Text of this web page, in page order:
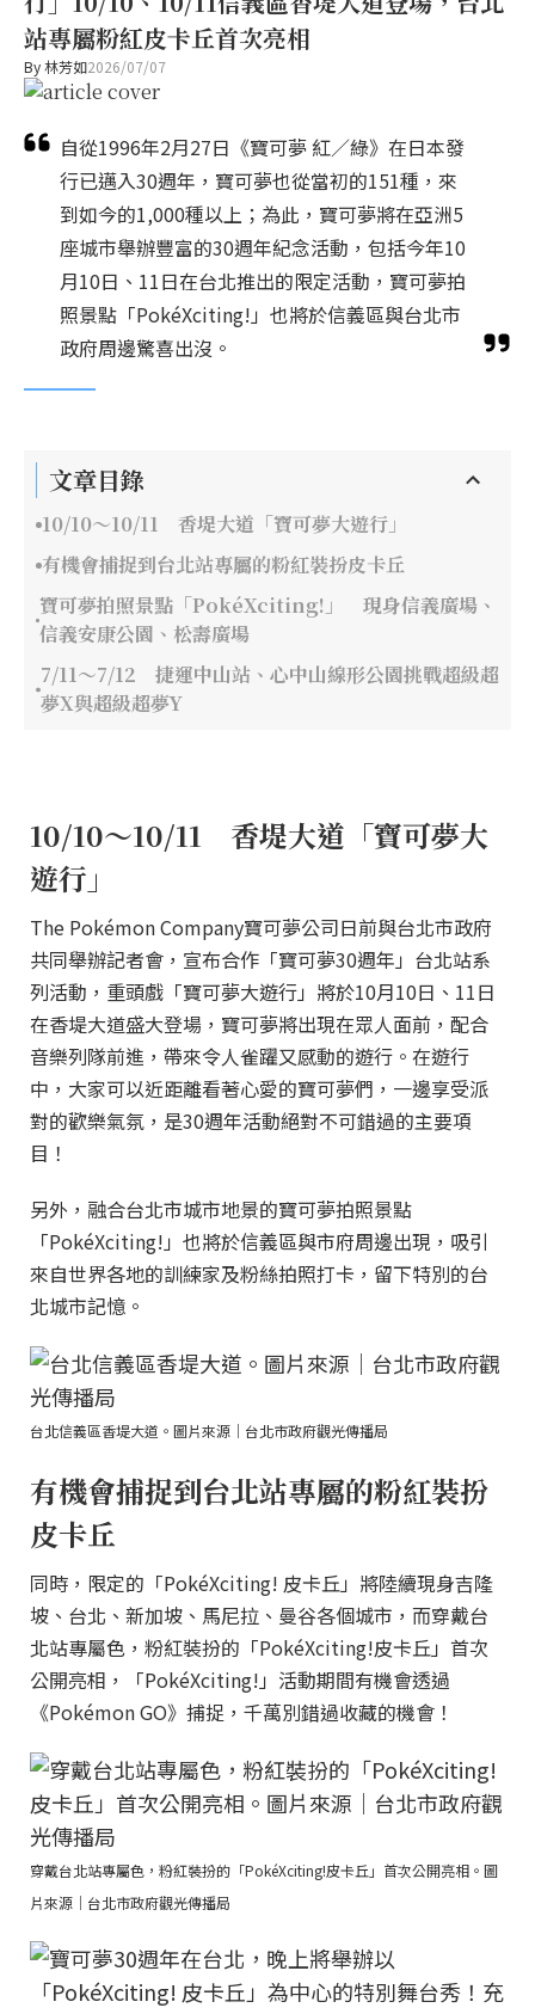
站專屬粉紅皮卡丘首次亮相
By林芳如2026/07/07
自從1996年2月27日《寶可夢 紅／綠》在日本發
行已邁入30週年，寶可夢也從當初的151種，來
到如今的1,000種以上；為此，寶可夢將在亞洲5
座城市舉辦豐富的30週年紀念活動，包括今年10
月10日、11日在台北推出的限定活動，寶可夢拍
照景點「PokéXciting!」也將於信義區與台北市
政府周邊驚喜出沒。
文章目錄
10/10～10/11 香堤大道「寶可夢大遊行」
有機會捕捉到台北站專屬的粉紅裝扮皮卡丘
寶可夢拍照景點「PokéXciting!」 現身信義廣場、
信義安康公園、松壽廣場
7/11～7/12 捷運中山站、心中山線形公園挑戰超級超
夢X與超級超夢Y
10/10～10/11 香堤大道「寶可夢大
遊行」
The Pokémon Company寶可夢公司日前與台北市政府
共同舉辦記者會，宣布合作「寶可夢30週年」台北站系
列活動，重頭戲「寶可夢大遊行」將於10月10日、11日
在香堤大道盛大登場，寶可夢將出現在眾人面前，配合
音樂列隊前進，帶來令人雀躍又感動的遊行。在遊行
中，大家可以近距離看著心愛的寶可夢們，一邊享受派
對的歡樂氣氛，是30週年活動絕對不可錯過的主要項
目！
另外，融合台北市城市地景的寶可夢拍照景點
「PokéXciting!」也將於信義區與市府周邊出現，吸引
來自世界各地的訓練家及粉絲拍照打卡，留下特別的台
北城市記憶。
台北信義區香堤大道。圖片來源｜台北市政府觀光傳播局
有機會捕捉到台北站專屬的粉紅裝扮
皮卡丘
同時，限定的「PokéXciting! 皮卡丘」將陸續現身吉隆
坡、台北、新加坡、馬尼拉、曼谷各個城市，而穿戴台
北站專屬色，粉紅裝扮的「PokéXciting!皮卡丘」首次
公開亮相，「PokéXciting!」活動期間有機會透過
《Pokémon GO》捕捉，千萬別錯過收藏的機會！
穿戴台北站專屬色，粉紅裝扮的「PokéXciting!皮卡丘」首次公開亮相。圖
片來源｜台北市政府觀光傳播局